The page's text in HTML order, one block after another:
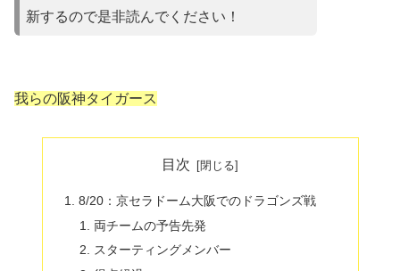
新するので是非読んでください！
我らの阪神タイガース
目次
8/20：京セラドーム大阪でのドラゴンズ戦
両チームの予告先発
スターティングメンバー